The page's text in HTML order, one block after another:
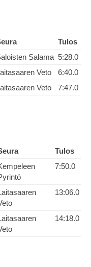
Tulos
Salama 5:28.0
Veto
6:40.0
Veto 7:47.0
Tulos
7:50.0
13:06.0
14:18.0